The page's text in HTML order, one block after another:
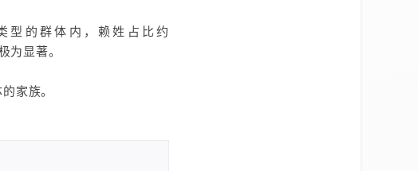
型的群体内，赖姓占比约
为显著。
家族。